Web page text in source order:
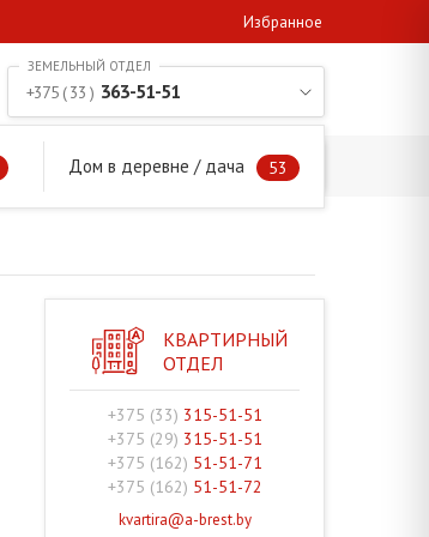
Избранное
Дом в деревне / дача 53
+375 ( 33 ) 363-51-51
КВАРТИРНЫЙ
ОТДЕЛ
+375 (33) 315-51-51
+375 (29) 315-51-51
+375 (162) 51-51-71
+375 (162) 51-51-72
kvartira@a-brest.by